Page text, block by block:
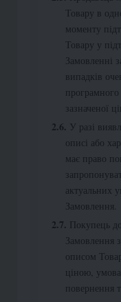
Товару в
моменту
Товару у
Замовленні
випадків
зазначеної
У разі
описі або
має право
актуальних
Замовлення.
Покупець
Замовлення
описом
ціною,
повернення